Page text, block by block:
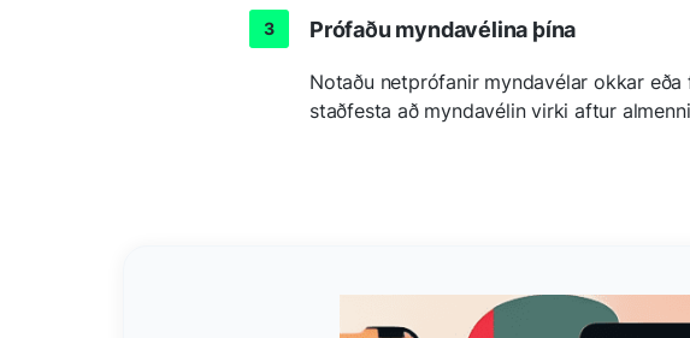
Prófaðu myndavélina þína
Notaðu netprófanir myndavélar okkar
staðfesta að myndavélin virki aftur